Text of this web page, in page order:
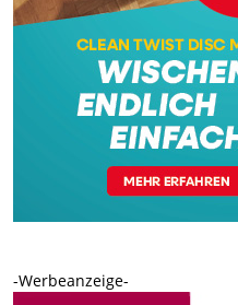
-Werbeanzeige-